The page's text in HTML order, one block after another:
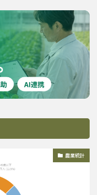
農業統計